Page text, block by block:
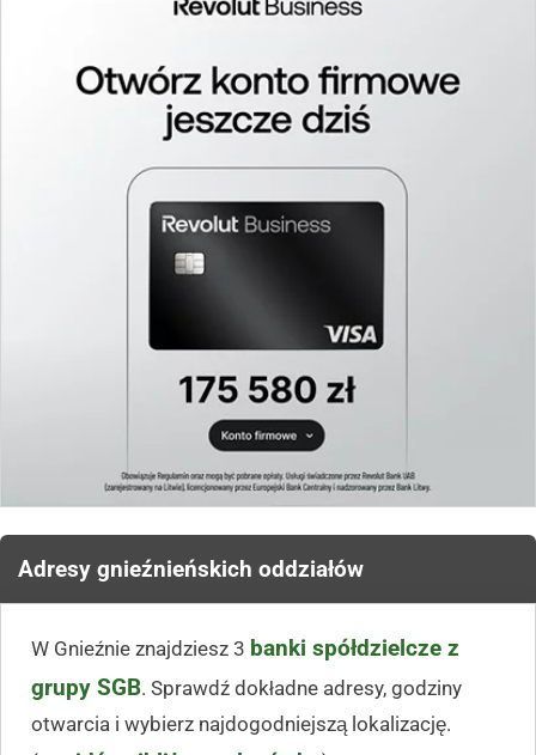
Adresy gnieźnieńskich oddziałów
W Gnieźnie znajdziesz 3 banki spółdzielcze z
grupy SGB. Sprawdź dokładne adresy, godziny
otwarcia i wybierz najdogodniejszą lokalizację.